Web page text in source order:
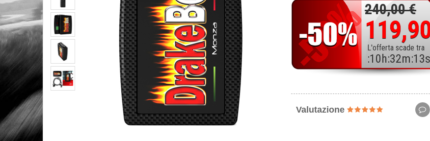
240,00 €
L'offerta scade tra
:10 h:32m:11s
Valutazione